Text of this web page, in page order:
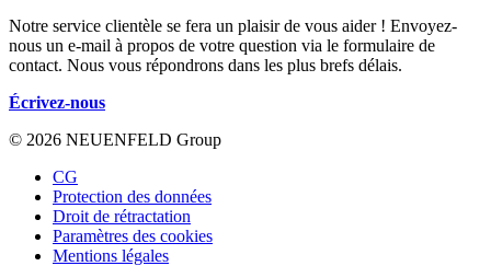
Notre service clientèle se fera un plaisir de vous aider ! Envoyez-
nous un e-mail à propos de votre question via le formulaire de
contact. Nous vous répondrons dans les plus brefs délais.
Écrivez-nous
© 2026 NEUENFELD Group
CG
Protection des données
Droit de rétractation
Paramètres des cookies
Mentions légales